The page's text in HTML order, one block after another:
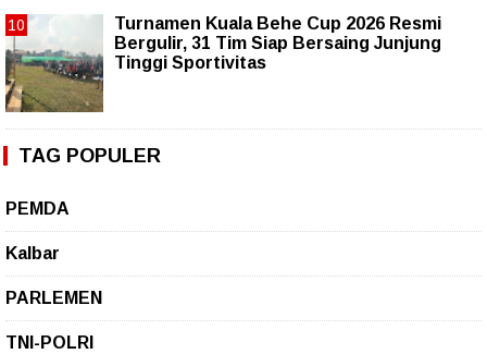
Turnamen Kuala Behe Cup 2026 Resmi
Bergulir, 31 Tim Siap Bersaing Junjung
Tinggi Sportivitas
TAG POPULER
PEMDA
Kalbar
PARLEMEN
TNI-POLRI